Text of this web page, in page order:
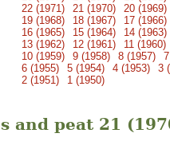
22 (1971)
21 (1970)
20 (1969)
19 (1968)
18 (1967)
17 (1966)
16 (1965)
15 (1964)
14 (1963)
13 (1962)
12 (1961)
11 (1960)
10 (1959)
9 (1958) 8 (1957)
6 (1955)
5 (1954) 4 (1953)
3
2 (1951)
1 (1950)
and peat 21